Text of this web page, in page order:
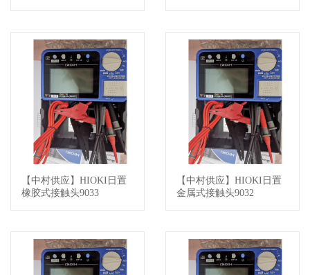
查看详情
【中村供应】HIOKI日置
橡胶式接触头9033
查看详情
【中村供应】HIOKI日置
金属式接触头9032